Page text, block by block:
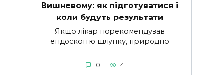
Вишневому: як підготуватися і
коли будуть результати
Якщо лікар порекомендував
ендоскопію шлунку, природно
0 4